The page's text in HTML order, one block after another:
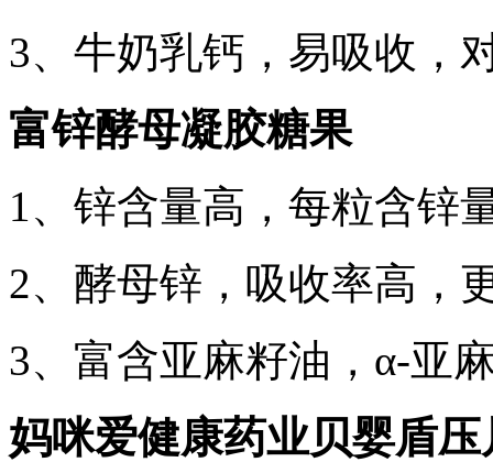
3、牛奶乳钙，易吸收，
富锌酵母凝胶糖果
1、锌含量高，每粒含锌
2、酵母锌，吸收率高，
3、富含亚麻籽油，α-亚
妈咪爱健康药业贝婴盾